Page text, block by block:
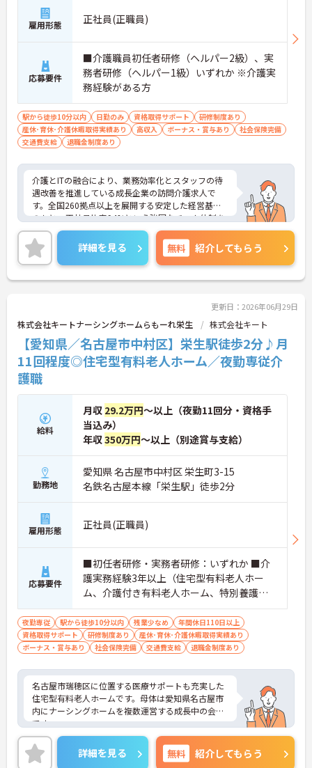
雇用形態 正社員(正職員)
応募要件
■介護職員初任者研修（ヘルパー2級）、実
務者研修（ヘルパー1級）いずれか ※介護実
務経験がある方
駅から徒歩10分以内 日勤のみ 資格取得サポート
研修制度あり
産休･育休･介護休暇取得実績あり
高収入 ボーナス・賞与あり
社会保険完備
交通費支給
退職金制度あり
介護とITの融合により、業務効率化とスタッフの待
遇改善を推進している成長企業の訪問介護求人で
す。全国260拠点以上を展開する安定した経営基盤
のもと、正社員比率94%という強固なチーム体制を
構築しています。資格手当や年2回の評価面談など、
専門資格と成果が収入に直結する仕組みが整ってい
ます。夜勤なしの完全週休2日制（曜日固定）を採用
し、日々の記録業務はスマートフォンで完結するた
め、施設勤務特有の不規則なシフトや煩雑な事務作
談で不安を解消できるフォロー体制もあり、介護福
祉士の資格取得やサ責や管理者への着実なキャリア
アップを目指す有資格者の方に推奨できる環境で
す。
★おすすめPOINT★
【夜勤なし・曜日固定の休日で、身体への負担を抑
えた働き方が実現できます】
・8:00～19:00の間での実働8時間勤務で夜勤が存在
しないため、生活リズムを整えながら健康的に働き
続けることができます
・完全週休2日制（曜日固定）を採用していること
により、先々の予定が立てやすくプライベートの時
間をしっかりと確保できる環境です
【専門資格を活かした収入アップと明確なキャリア
形成が期待できます】
・資格手当が支給されるほか、年2回の評価面談で
個人の頑張りが給与に還元される仕組みが整ってい
も目指せます
【IT化と手厚いフォロー体制により、業務のストレ
スを軽減できます】
・記録票の提出やシフト確認をすべてスマートフォ
ンで行えるため、手書きの書類作成や事業所への移
動の手間が省けケア業務に集中できます
・定期的な面談を通じて上司がフォローする体制が
あり、訪問介護でありながら孤立することなくチー
ムの支援を受けながら業務に取り組めます
詳細を見る 無料 紹介してもらう
更新日：2026年06月29日
株式会社キートナーシングホームらもーれ栄生 株式会社キート
【愛知県／名古屋市中村区】栄生駅徒歩2分♪月
11回程度◎住宅型有料老人ホーム／夜勤専従介
護職
給料
月収 29.2万円～以上（夜勤11回分・資格手
当込み）
年収350万円～以上（別途賞与支給）
勤務地
愛知県 名古屋市中村区 栄生町3-15
名鉄名古屋本線「栄生駅」徒歩2分
雇用形態 正社員(正職員)
応募要件
■初任者研修・実務者研修：いずれか ■介
護実務経験3年以上（住宅型有料老人ホー
ム、介護付き有料老人ホーム、特別養護老
人ホーム、サービス付き高齢者向け住宅等
での身体介護経験がある方） ■排泄介助、
移乗介助、食事介助などの身体介護を一通
り自立して対応できる ■施設内訪問介護ま
たは訪問介護の経験者歓迎
夜勤専従 駅から徒歩10分以内 残業少なめ
年間休日110日以上
資格取得サポート
研修制度あり
産休･育休･介護休暇取得実績あり
ボーナス・賞与あり
社会保険完備 交通費支給 退職金制度あり
名古屋市瑞穂区に位置する医療サポートも充実した
住宅型有料老人ホームです。母体は愛知県名古屋市
内にナーシングホームを複数運営する成長中の会社
です。
ご興味のある方には、面接対策ポイントなど、さら
に詳細をお話ししますのでお気軽にご相談くださ
い！
詳細を見る 無料 紹介してもらう